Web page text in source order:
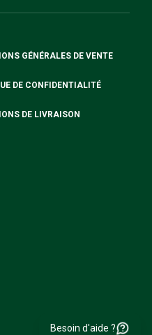
GÉNÉRALES DE VENTE
DE CONFIDENTIALITÉ
DE LIVRAISON
Besoin d'aide ?